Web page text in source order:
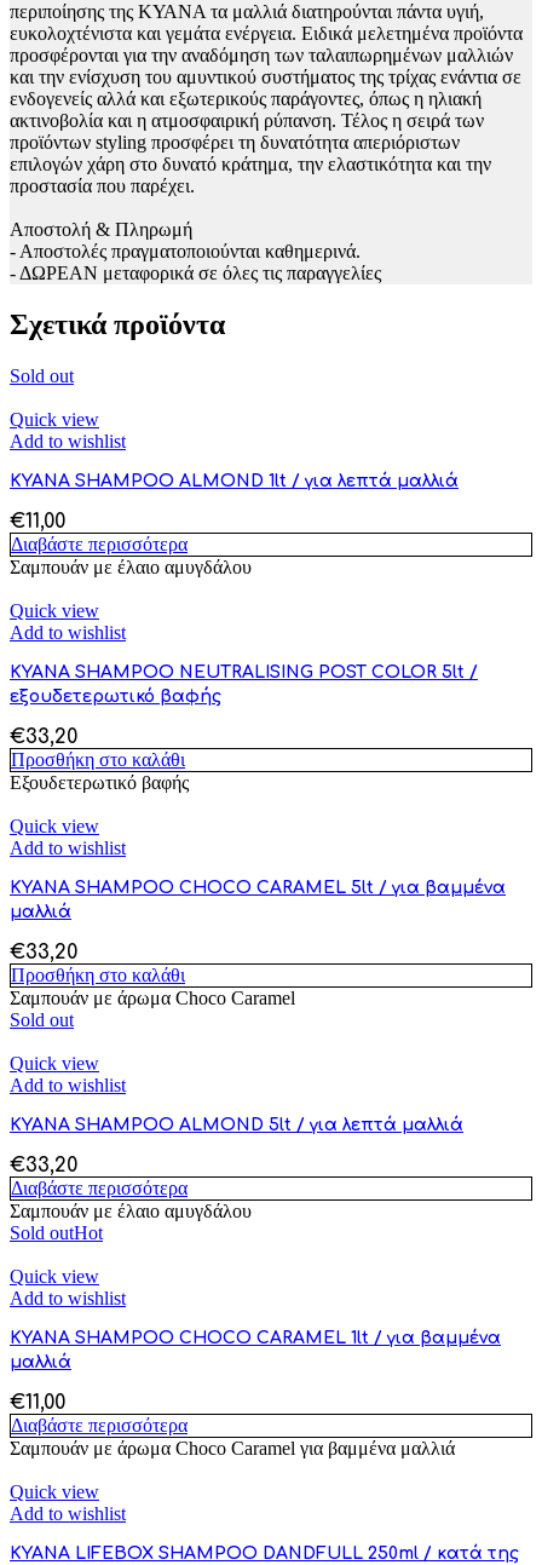
περιποίησης της ΚΥΑΝΑ τα μαλλιά διατηρούνται πάντα υγιή,
ευκολοχτένιστα και γεμάτα ενέργεια. Ειδικά μελετημένα προϊόντα
προσφέρονται για την αναδόμηση των ταλαιπωρημένων μαλλιών
και την ενίσχυση του αμυντικού συστήματος της τρίχας ενάντια σε
ενδογενείς αλλά και εξωτερικούς παράγοντες, όπως η ηλιακή
ακτινοβολία και η ατμοσφαιρική ρύπανση. Τέλος η σειρά των
προϊόντων styling προσφέρει τη δυνατότητα απεριόριστων
επιλογών χάρη στο δυνατό κράτημα, την ελαστικότητα και την
προστασία που παρέχει.
Αποστολή & Πληρωμή
- Αποστολές πραγματοποιούνται καθημερινά.
- ΔΩΡΕΑΝ μεταφορικά σε όλες τις παραγγελίες
Σχετικά προϊόντα
Sold out
Quick view
Add to wishlist
KYANA SHAMPOO ALMOND 1lt / για λεπτά μαλλιά
€11,00
Διαβάστε περισσότερα
Σαμπουάν με έλαιο αμυγδάλου
Quick view
Add to wishlist
KYANA SHAMPOO NEUTRALISING POST COLOR 5lt /
εξουδετερωτικό βαφής
€33,20
Προσθήκη στο καλάθι
Εξουδετερωτικό βαφής
Quick view
Add to wishlist
KYANA SHAMPOO CHOCO CARAMEL 5lt / για βαμμένα
μαλλιά
€33,20
Προσθήκη στο καλάθι
Σαμπουάν με άρωμα Choco Caramel
Sold out
Quick view
Add to wishlist
KYANA SHAMPOO ALMOND 5lt / για λεπτά μαλλιά
€33,20
Διαβάστε περισσότερα
Σαμπουάν με έλαιο αμυγδάλου
Sold outHot
Quick view
Add to wishlist
KYANA SHAMPOO CHOCO CARAMEL 1lt / για βαμμένα
μαλλιά
€11,00
Διαβάστε περισσότερα
Σαμπουάν με άρωμα Choco Caramel για βαμμένα μαλλιά
Quick view
Add to wishlist
KYANA LIFEBOX SHAMPOO DANDFULL 250ml / κατά της